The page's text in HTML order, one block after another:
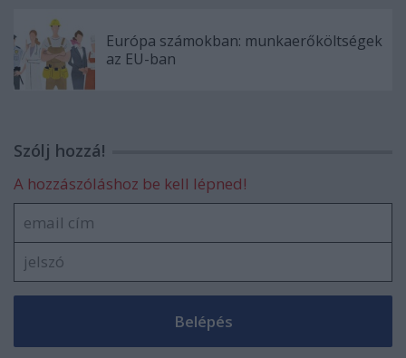
Európa számokban: munkaerőköltségek
az EU-ban
Szólj hozzá!
A hozzászóláshoz be kell lépned!